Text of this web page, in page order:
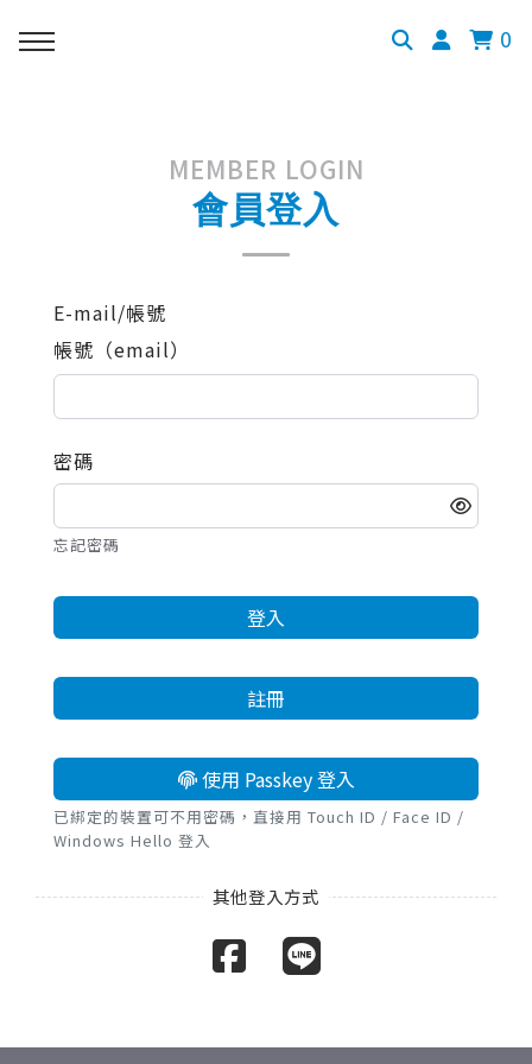
0
MEMBER LOGIN
會員登入
E-mail/帳號
帳號（email）
密碼
忘記密碼
登入
註冊
使用 Passkey 登入
已綁定的裝置可不用密碼，直接用 Touch ID / Face ID /
Windows Hello 登入